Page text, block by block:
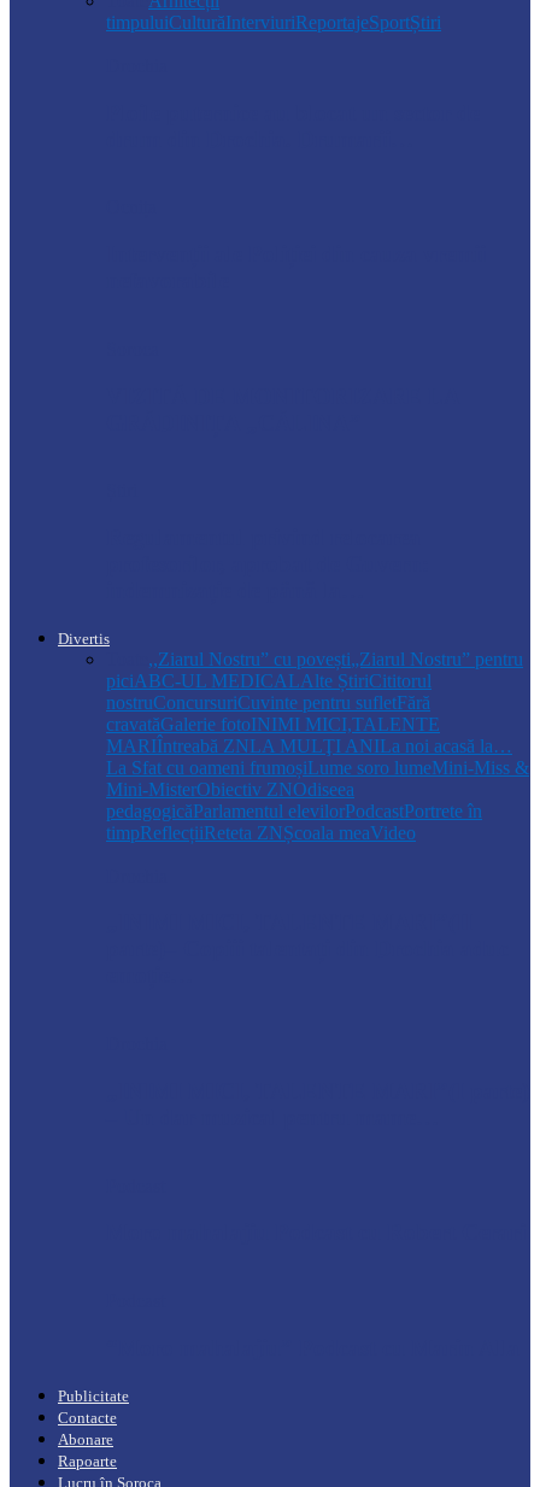
timpuluiCulturăInterviuriReportajeSportȘtiri
Divertis
,,Ziarul Nostru” cu povești„Ziarul Nostru” pentru
piciABC-UL MEDICALAlte ȘtiriCititorul
nostruConcursuriCuvinte pentru sufletFără
cravatăGalerie fotoINIMI MICI,TALENTE
MARIÎntreabă ZNLA MULŢI ANILa noi acasă la…
La Sfat cu oameni frumoșiLume soro lumeMini-Miss &
Mini-MisterObiectiv ZNOdiseea
pedagogicăParlamentul elevilorPodcastPortrete în
timpReflecțiiReteta ZNȘcoala meaVideo
Publicitate
Contacte
Abonare
Rapoarte
Lucru în Soroca